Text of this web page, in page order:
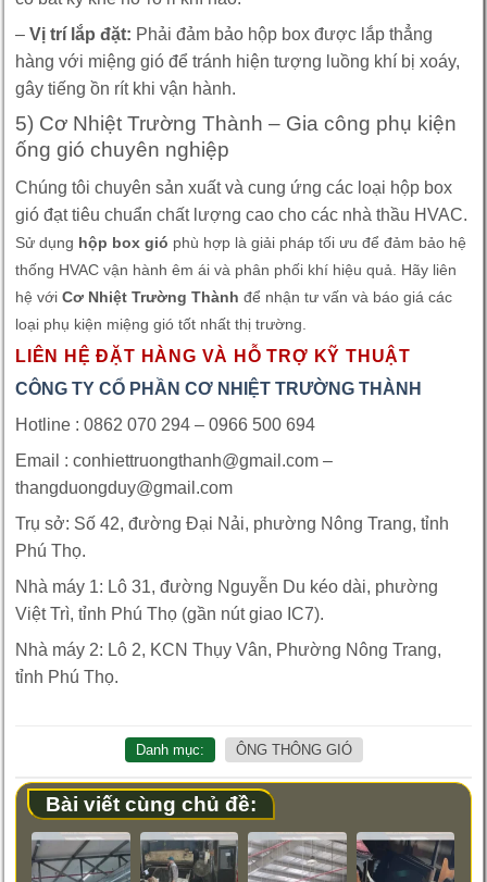
– Vị trí lắp đặt: Phải đảm bảo hộp box được lắp thẳng
hàng với miệng gió để tránh hiện tượng luồng khí bị xoáy,
gây tiếng ồn rít khi vận hành.
5) Cơ Nhiệt Trường Thành – Gia công phụ kiện
ống gió chuyên nghiệp
Chúng tôi chuyên sản xuất và cung ứng các loại hộp box
gió đạt tiêu chuẩn chất lượng cao cho các nhà thầu HVAC.
Sử dụng hộp box gió phù hợp là giải pháp tối ưu để đảm bảo hệ
thống HVAC vận hành êm ái và phân phối khí hiệu quả. Hãy liên
hệ với Cơ Nhiệt Trường Thành để nhận tư vấn và báo giá các
loại phụ kiện miệng gió tốt nhất thị trường.
LIÊN HỆ ĐẶT HÀNG VÀ HỖ TRỢ KỸ THUẬT
CÔNG TY CỔ PHẦN CƠ NHIỆT TRƯỜNG THÀNH
Hotline : 0862 070 294 – 0966 500 694
Email : conhiettruongthanh@gmail.com –
thangduongduy@gmail.com
Trụ sở: Số 42, đường Đại Nải, phường Nông Trang, tỉnh
Phú Thọ.
Nhà máy 1: Lô 31, đường Nguyễn Du kéo dài, phường
Việt Trì, tỉnh Phú Thọ (gần nút giao IC7).
Nhà máy 2: Lô 2, KCN Thụy Vân, Phường Nông Trang,
tỉnh Phú Thọ.
Danh mục: ÔNG THÔNG GIÓ
Bài viết cùng chủ đề: